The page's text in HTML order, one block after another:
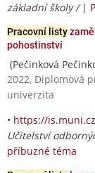
základní školy / |
Pracovní listy
pohostinství
(Pečinková
2022, Diplomová
univerzita
• https://
Učitelství
příbuzné téma